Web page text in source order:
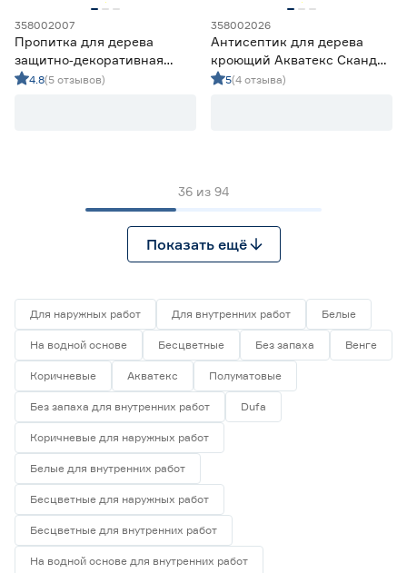
358002007
Пропитка для дерева
защитно‑декоративная
акриловая Lakur тик 0,75 л
4.8(5 отзывов)
358002026
Антисептик для дерева
кроющий Акватекс Сканди
лакрица 2,5 л
5(4 отзыва)
36из 94
Показать ещё
Для наружных работ Для внутренних работ Белые
На водной основе Бесцветные Без запаха Венге
Коричневые Акватекс Полуматовые
Без запаха для внутренних работ Dufa
Коричневые для наружных работ
Белые для внутренних работ
Бесцветные для наружных работ
Бесцветные для внутренних работ
На водной основе для внутренних работ